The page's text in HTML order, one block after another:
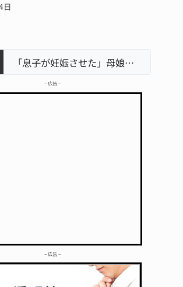
日
「息子が妊娠させた」母娘だまされ400万円詐欺被害 名張
– 広告 –
– 広告 –